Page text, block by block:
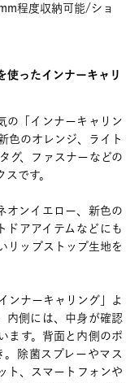
程度収納可能/ショ
使ったインナーキャリ
の「インナーキャリン
色のオレンジ、ライト
グ、ファスナーなどの
です。
オンイエロー、新色の
ドアアイテムなどにも
リップストップ生地を
ンナーキャリング」よ
内側には、中身が確認
ます。背面と内側のポ
除菌スプレーやマス
ト、スマートフォンや